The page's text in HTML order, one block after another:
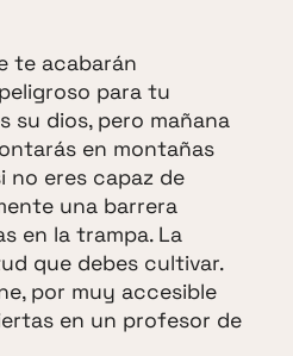
te acabarán
para tu
su dios, pero mañana
en montañas
no eres capaz de
una barrera
en la trampa. La
que debes cultivar.
por muy accesible
en un profesor de